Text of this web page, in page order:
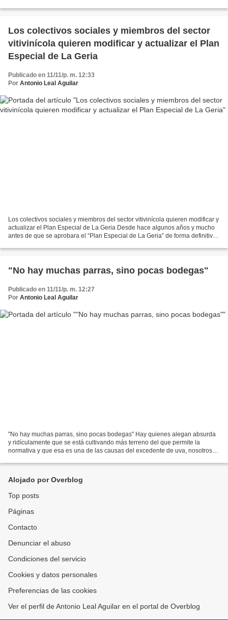
Los colectivos sociales y miembros del sector
vitivinícola quieren modificar y actualizar el Plan
Especial de La Geria
Publicado en 11/11/p. m. 12:33
Por Antonio Leal Aguilar
Los colectivos sociales y miembros del sector vitivinícola quieren modificar y
actualizar el Plan Especial de La Geria Desde hace algunos años y mucho
antes de que se aprobara el “Plan Especial de La Geria” de forma definitiva,
"No hay muchas parras, sino pocas bodegas"
Publicado en 11/11/p. m. 12:27
Por Antonio Leal Aguilar
"No hay muchas parras, sino pocas bodegas" Hay quienes alegan absurda
y ridículamente que se está cultivando más terreno del que permite la
normativa y que esa es una de las causas del excedente de uva, nosotros
Alojado por Overblog
Top posts
Páginas
Contacto
Denunciar el abuso
Condiciones del servicio
Cookies y datos personales
Preferencias de las cookies
Ver el perfil de Antonio Leal Aguilar en el portal de Overblog